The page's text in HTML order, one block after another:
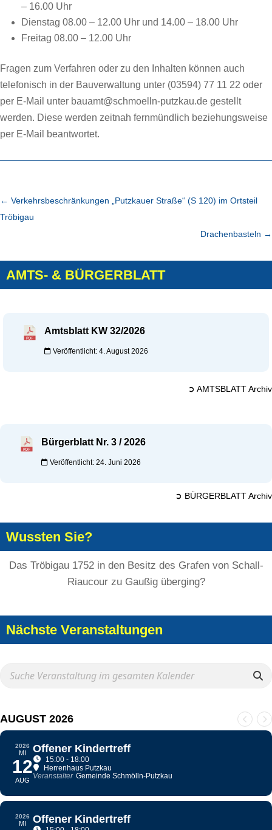
– 16.00 Uhr
Dienstag 08.00 – 12.00 Uhr und 14.00 – 18.00 Uhr
Freitag 08.00 – 12.00 Uhr
Fragen zum Verfahren oder zu den Inhalten können auch
telefonisch in der Bauverwaltung unter (03594) 77 11 22 oder
per E-Mail unter bauamt@schmoelln-putzkau.de gestellt
werden. Diese werden zeitnah fernmündlich beziehungsweise
per E-Mail beantwortet.
← Verkehrsbeschränkungen „Putzkauer Straße“ (S 120) im Ortsteil
Tröbigau
Drachenbasteln →
AMTS- & BÜRGERBLATT
Amtsblatt KW 32/2026
Veröffentlicht: 4. August 2026
➲ AMTSBLATT Archiv
Bürgerblatt Nr. 3 / 2026
Veröffentlicht: 24. Juni 2026
➲ BÜRGERBLATT Archiv
Wussten Sie?
Das Tröbigau 1752 in den Besitz des Grafen von Schall-
Riaucour zu Gaußig überging?
Nächste Veranstaltungen
AUGUST 2026
2026
MI
12
AUG
Offener Kindertreff
15:00 - 18:00
Herrenhaus Putzkau
Veranstalter Gemeinde Schmölln-Putzkau
2026
MI Offener Kindertreff